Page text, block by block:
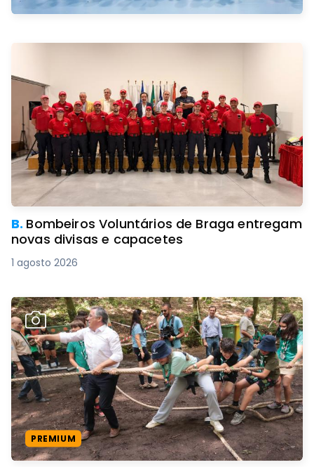
B. Bombeiros Voluntários de Braga entregam
novas divisas e capacetes
1 agosto 2026
PREMIUM